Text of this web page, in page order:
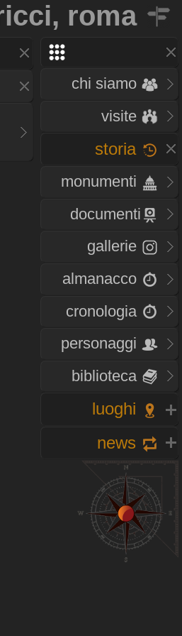
roma
chi siamo
visite
storia
monumenti
documenti
gallerie
almanacco
cronologia
personaggi
biblioteca
luoghi
news